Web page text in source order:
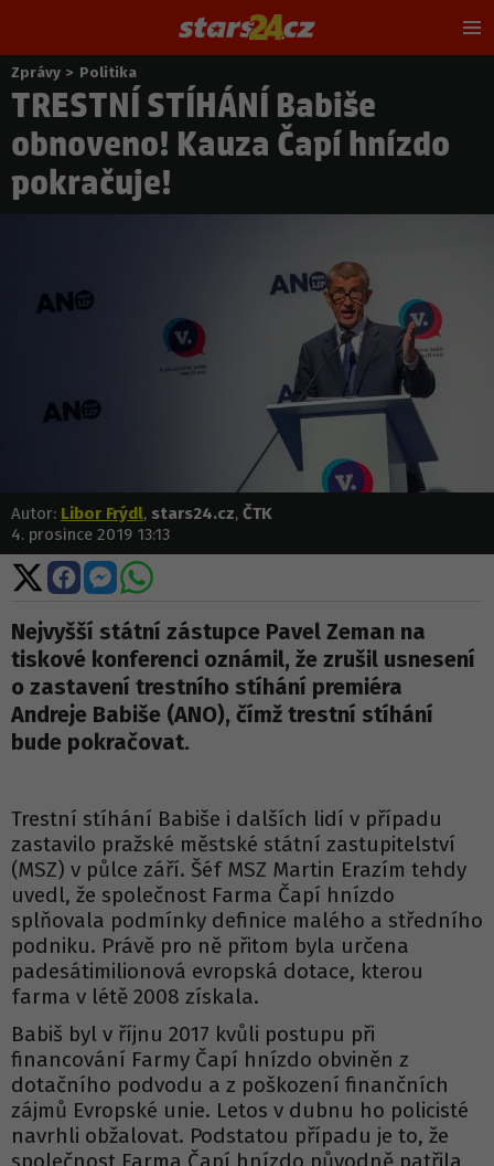
Nacházíte
se
zde:
Zprávy > Politika
TRESTNÍ STÍHÁNÍ Babiše
obnoveno! Kauza Čapí hnízdo
pokračuje!
Autor: Libor Frýdl, stars24.cz, ČTK
4. prosince 2019 13:13
Sdílet
na
X
Sdílet
na
Facebooku
Sdílet
na
Messengeru
Sdílet
WhatsApp
Nejvyšší státní zástupce Pavel Zeman na
tiskové konferenci oznámil, že zrušil usnesení
o zastavení trestního stíhání premiéra
Andreje Babiše (ANO), čímž trestní stíhání
bude pokračovat.
Trestní stíhání Babiše i dalších lidí v případu
zastavilo pražské městské státní zastupitelství
(MSZ) v půlce září. Šéf MSZ Martin Erazím tehdy
uvedl, že společnost Farma Čapí hnízdo
splňovala podmínky definice malého a středního
podniku. Právě pro ně přitom byla určena
padesátimilionová evropská dotace, kterou
farma v létě 2008 získala.
Babiš byl v říjnu 2017 kvůli postupu při
financování Farmy Čapí hnízdo obviněn z
dotačního podvodu a z poškození finančních
zájmů Evropské unie. Letos v dubnu ho policisté
navrhli obžalovat. Podstatou případu je to, že